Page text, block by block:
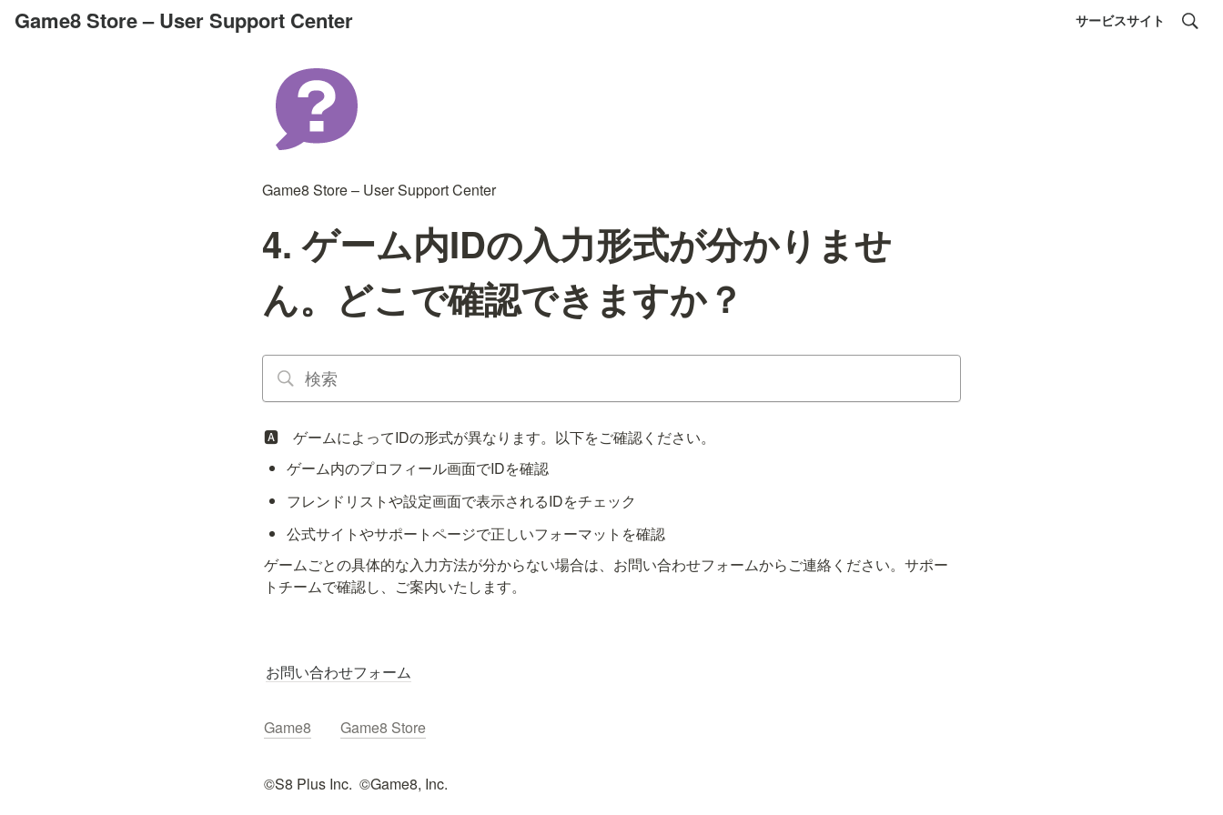
Game8 Store – User Support Center サービスサイト
Game8 Store – User Support Center
4. ゲーム内IDの入力形式が分かりませ
ん。どこで確認できますか？
🅰️　ゲームによってIDの形式が異なります。以下をご確認ください。
ゲーム内のプロフィール画面でIDを確認
フレンドリストや設定画面で表示されるIDをチェック
公式サイトやサポートページで正しいフォーマットを確認
ゲームごとの具体的な入力方法が分からない場合は、お問い合わせフォームからご連絡ください。サポー
トチームで確認し、ご案内いたします。
お問い合わせフォーム
Game8 Game8 Store
©︎S8 Plus Inc.  ©︎Game8, Inc.